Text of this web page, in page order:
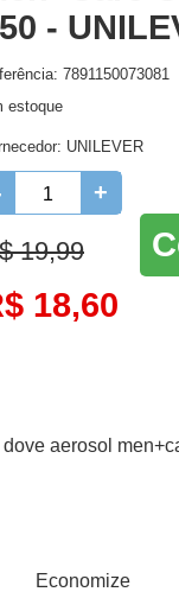
-
7891150073081
estoque
UNILEVER
+
19,99
18,60
aerosol
Economize